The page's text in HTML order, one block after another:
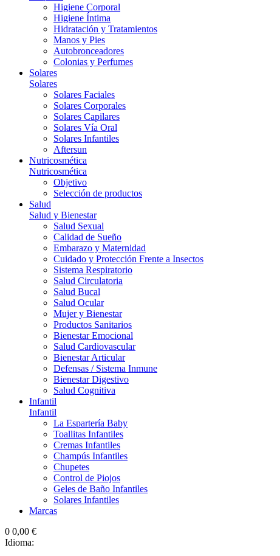
Higiene Corporal
Higiene Íntima
Hidratación y Tratamientos
Manos y Pies
Autobronceadores
Colonias y Perfumes
Solares
Solares
Solares Faciales
Solares Corporales
Solares Capilares
Solares Vía Oral
Solares Infantiles
Aftersun
Nutricosmética
Nutricosmética
Objetivo
Selección de productos
Salud
Salud y Bienestar
Salud Sexual
Calidad de Sueño
Embarazo y Maternidad
Cuidado y Protección Frente a Insectos
Sistema Respiratorio
Salud Circulatoria
Salud Bucal
Salud Ocular
Mujer y Bienestar
Productos Sanitarios
Bienestar Emocional
Salud Cardiovascular
Bienestar Articular
Defensas / Sistema Inmune
Bienestar Digestivo
Salud Cognitiva
Infantil
Infantil
La Espartería Baby
Toallitas Infantiles
Cremas Infantiles
Champús Infantiles
Chupetes
Control de Piojos
Geles de Baño Infantiles
Solares Infantiles
Marcas
0 0,00 €
Idioma: